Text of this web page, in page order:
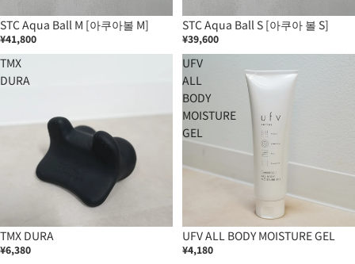
STC Aqua Ball M [아쿠아볼 M]
¥41,800
STC Aqua Ball S [아쿠아 볼 S]
¥39,600
TMX
DURA
품절
TMX DURA
¥6,380
UFV
ALL
BODY
MOISTURE
GEL
UFV ALL BODY MOISTURE GEL
¥4,180